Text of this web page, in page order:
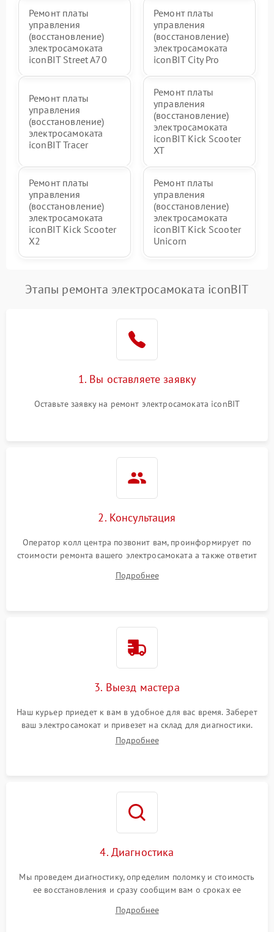
Ремонт платы
управления
(восстановление)
электросамоката
iconBIT Street A70
Ремонт платы
управления
(восстановление)
электросамоката
iconBIT City Pro
Ремонт платы
управления
(восстановление)
электросамоката
iconBIT Tracer
Ремонт платы
управления
(восстановление)
электросамоката
iconBIT Kick Scooter
XT
Ремонт платы
управления
(восстановление)
электросамоката
iconBIT Kick Scooter
X2
Ремонт платы
управления
(восстановление)
электросамоката
iconBIT Kick Scooter
Unicorn
Этапы ремонта электросамоката iconBIT
1. Вы оставляете заявку
Оставьте заявку на ремонт электросамоката iconBIT
2. Консультация
Оператор колл центра позвонит вам, проинформирует по
стоимости ремонта вашего электросамоката а также ответит
Подробнее
3. Выезд мастера
Наш курьер приедет к вам в удобное для вас время. Заберет
ваш электросамокат и привезет на склад для диагностики.
Подробнее
4. Диагностика
Мы проведем диагностику, определим поломку и стоимость
ее восстановления и сразу сообщим вам о сроках ее
Подробнее